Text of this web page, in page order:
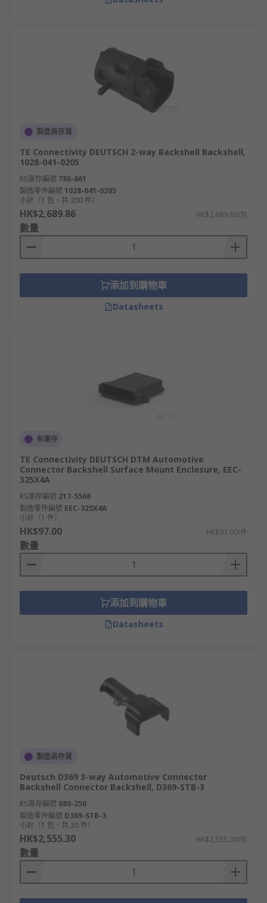
製造商存貨
TE Connectivity DEUTSCH 2-way Backshell Backshell,
1028-041-0205
RS庫存編號 786-661
製造零件編號 1028-041-0205
小計（1 包，共 200 件）
HK$2,689.86 HK$2,689.86/包
數量
添加到購物車
Datasheets
有庫存
TE Connectivity DEUTSCH DTM Automotive
Connector Backshell Surface Mount Enclosure, EEC-
325X4A
RS庫存編號 217-5568
製造零件編號 EEC-325X4A
小計（1 件）
HK$97.00 HK$97.00/件
數量
添加到購物車
Datasheets
製造商存貨
Deutsch D369 3-way Automotive Connector
Backshell Connector Backshell, D369-STB-3
RS庫存編號 680-250
製造零件編號 D369-STB-3
小計（1 包，共 20 件）
HK$2,555.30 HK$2,555.30/包
數量